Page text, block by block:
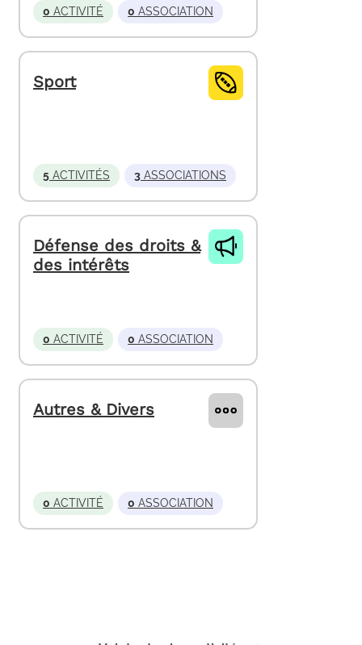
0 ACTIVITÉ 0 ASSOCIATION
Sport
5 ACTIVITÉS 3 ASSOCIATIONS
Défense des droits &
des intérêts
0 ACTIVITÉ 0 ASSOCIATION
Autres & Divers
0 ACTIVITÉ 0 ASSOCIATION